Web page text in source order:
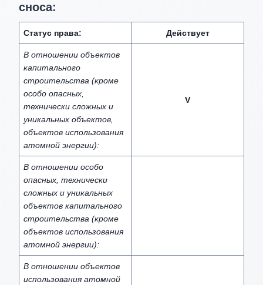
сноса:
Статус права: Действует
В отношении объектов
капитального
строительства (кроме
особо опасных,
технически сложных и
уникальных объектов,
объектов использования
атомной энергии):
V
В отношении особо
опасных, технически
сложных и уникальных
объектов капитального
строительства (кроме
объектов использования
атомной энергии):
В отношении объектов
использования атомной